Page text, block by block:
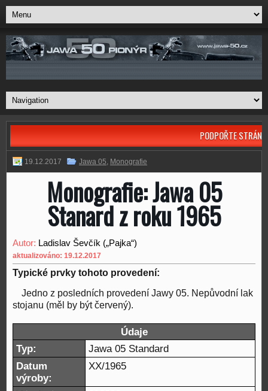
PODPOŘTE
19.12.2017 Jawa 05, Monografie
Monografie: Jawa 05
Stanard z roku 1965
Autor: Ladislav Ševčík („Pajka“)
aktualizováno: 19.12.2017
Typické prvky tohoto provedení:
Jedno z posledních provedení Jawy 05. Nepůvodní lak
stojanu (měl by být červený).
Údaje
Typ:
Jawa 05 Standard
Datum
výroby:
XX/1965